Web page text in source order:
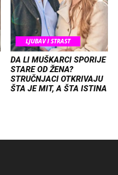
LJUBAV I STRAST
DA LI MUŠKARCI SPORIJE
STARE OD ŽENA?
STRUČNJACI OTKRIVAJU
ŠTA JE MIT, A ŠTA ISTINA